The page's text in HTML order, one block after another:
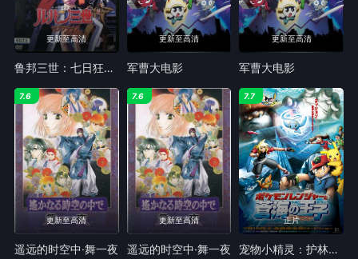
更新至高清
鲁邦三世：七日狂想曲
更新至高清
军曹大电影
更新至高清
军曹大电影
更新至高清
7.6
遥远的时空中·舞一夜
更新至高清
7.6
遥远的时空中·舞一夜
正片
7.7
宠物小精灵：护林员与沧海之王子玛娜霏